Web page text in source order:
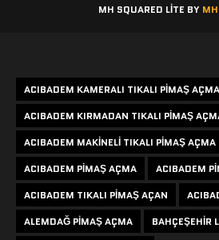
MH SQUARED LITE BY
ACIBADEM KAMERALI TIKALI PIMAŞ AÇMA
ACIBADEM KIRMADAN TIKALI PIMAŞ
ACIBADEM MAKINELI TIKALI PIMAŞ AÇMA
ACIBADEM PIMAŞ AÇMA
ACIBADEM
ACIBADEM TIKALI PIMAŞ AÇAN
ALEMDAĞ PIMAŞ AÇMA
BAHÇEŞEHIR